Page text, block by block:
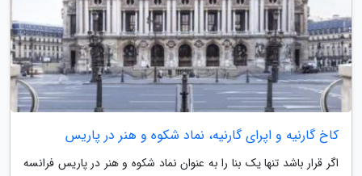
کاخ گارنیه و اپرای گارنیه، نماد شکوه و هنر در پاریس
اگر قرار باشد تنها یک بنا را به عنوان نماد شکوه و هنر در پاریس فرانسه